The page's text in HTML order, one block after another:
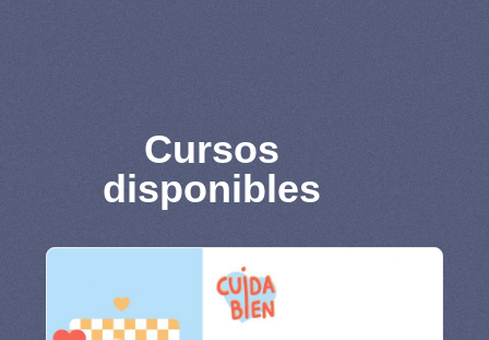
Cursos
disponibles